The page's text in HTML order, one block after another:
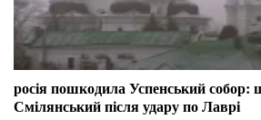
росія пошкодила Успенський собор:
Смілянський після удару по Лаврі